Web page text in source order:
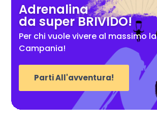
Adrenalina
da super BRIVIDO!
Per chi vuole vivere al massimo la
Campania!
Parti All'avventura!